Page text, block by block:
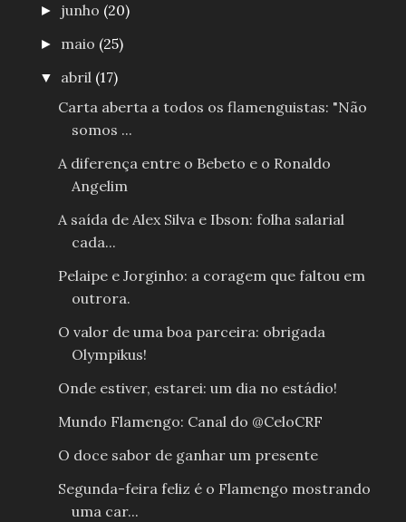
► junho (20)
► maio (25)
▼ abril (17)
Carta aberta a todos os flamenguistas: "Não
somos ...
A diferença entre o Bebeto e o Ronaldo
Angelim
A saída de Alex Silva e Ibson: folha salarial
cada...
Pelaipe e Jorginho: a coragem que faltou em
outrora.
O valor de uma boa parceira: obrigada
Olympikus!
Onde estiver, estarei: um dia no estádio!
Mundo Flamengo: Canal do @CeloCRF
O doce sabor de ganhar um presente
Segunda-feira feliz é o Flamengo mostrando
uma car...